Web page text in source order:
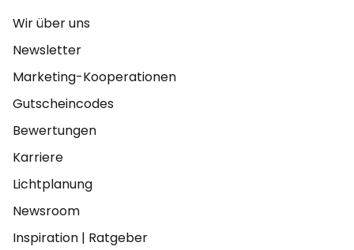
Wir über uns
Newsletter
Marketing-Kooperationen
Gutscheincodes
Bewertungen
Karriere
Lichtplanung
Newsroom
Inspiration | Ratgeber